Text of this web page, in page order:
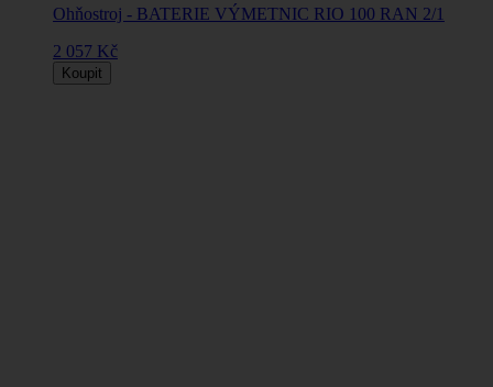
Ohňostroj - BATERIE VÝMETNIC RIO 100 RAN 2/1
2 057 Kč
Koupit